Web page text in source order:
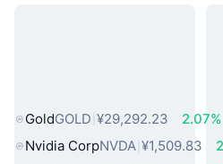
GoldGOLD ¥29,292.23
2.07%
Nvidia CorpNVDA ¥1,509.83